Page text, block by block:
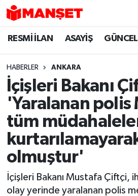
RESMİ İLAN ASAYİŞ GÜNCEL
HABERLER ANKARA
İçişleri Bakanı
'Yaralanan polis
tüm
olmuştur'
İçişleri Bakanı Mustafa Çiftçi,
olay yerinde yaralanan polis
Hava Durumu
Trafik Durumu
Süper Lig Puan Durumu ve
Tüm Manşetler
Son Dakika Haberleri
Haber Arşivi